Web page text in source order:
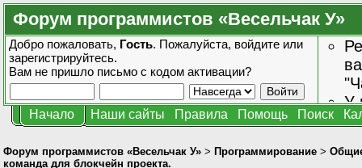
Форум программистов «Весельчак У»
Добро пожаловать, Гость. Пожалуйста, войдите или
зарегистрируйтесь.
Вам не пришло письмо с кодом активации?
У
Начало Наши сайты Правила Помощь Поиск
Форум программистов «Весельчак У» > Программирование >
команда для блокчейн проекта.